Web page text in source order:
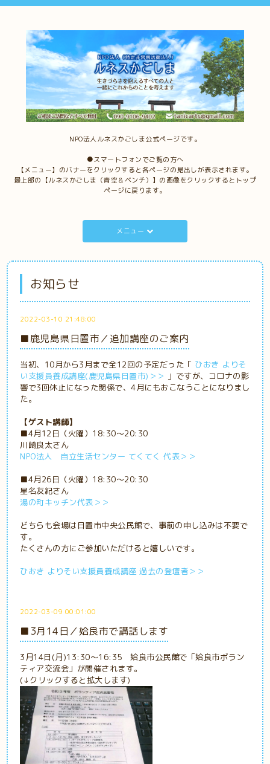
NPO法人ルネスかごしま公式ページです。
●スマートフォンでご覧の方へ
【メニュー】のバナーをクリックすると各ページの見出しが表示されます。
最上部の【ルネスかごしま（青空＆ベンチ）】の画像をクリックするとトップ
ページに戻ります。
メニュー
お知らせ
2022-03-10 21:48:00
■鹿児島県日置市／追加講座のご案内
当初、10月から3月まで全12回の予定だった「 ひおき よりそ
い支援員養成講座(鹿児島県日置市)＞＞
」ですが、コロナの影
響で3回休止になった関係で、4月にもおこなうことになりまし
た。
【ゲスト講師】
■4月12日（火曜）18:30～20:30
川崎良太さん
NPO法人 自立生活センター てくてく 代表＞＞
■4月26日（火曜）18:30～20:30
星名友紀さん
湯の町キッチン代表＞＞
どちらも会場は日置市中央公民館で、事前の申し込みは不要で
す。
たくさんの方にご参加いただけると嬉しいです。
ひおき よりそい支援員養成講座 過去の登壇者＞＞
2022-03-09 00:01:00
■3月14日／姶良市で講話します
3月14日(月)13:30～16:35 姶良市公民館で「姶良市ボラン
ティア交流会」が開催されます。
(↓クリックすると拡大します)